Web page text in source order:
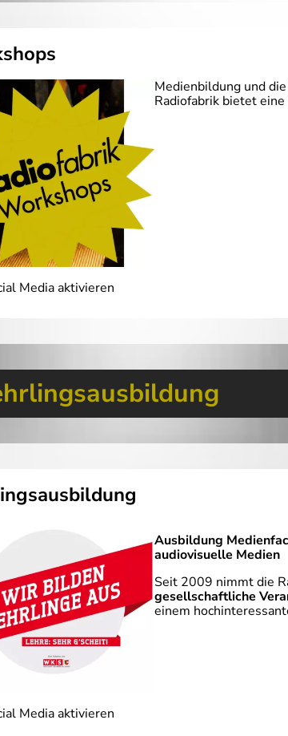
Medienbildung und
Radiofabrik bietet
Mediaaktivieren
Ausbildung
audiovisuelle Medien
Seit 2009 nimmt die
gesellschaftliche
einem
Mediaaktivieren